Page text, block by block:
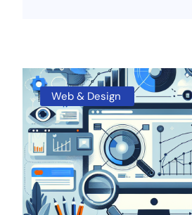
Web & Design